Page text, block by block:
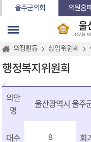
본문바로가기
울주군의회 의원홈
울
ULSAN
의정활동 상임위원회
행정복지위원회
의안
명
울산광역시 울주
대수 8 회